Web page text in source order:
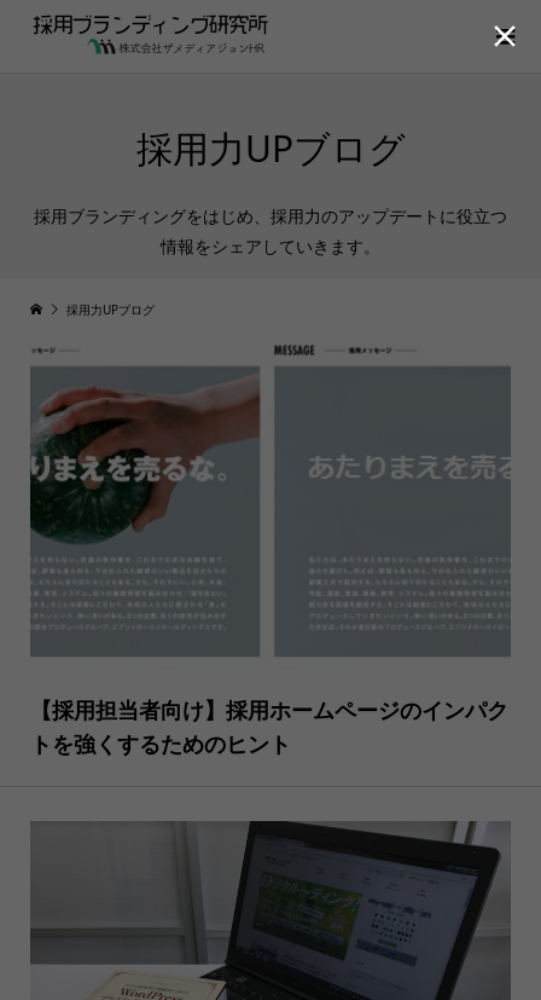
採用力UPブログ
採用ブランディングをはじめ、採用力のアップデートに役立つ
情報をシェアしていきます。
採用力UPブログ
【採用担当者向け】採用ホームページのインパク
トを強くするためのヒント
